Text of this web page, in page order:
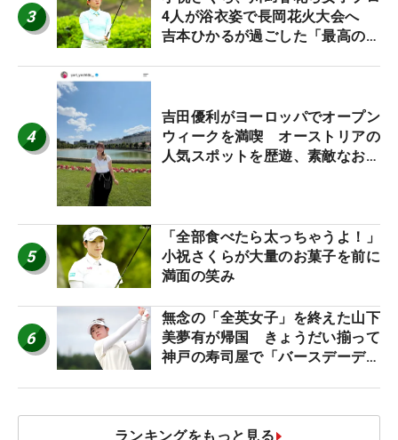
3
4人が浴衣姿で長岡花火大会へ
吉本ひかるが過ごした「最高の夏
4
吉田優利がヨーロッパでオープン
ウィークを満喫 オーストリアの
人気スポットを歴遊、素敵なお土
5
「全部食べたら太っちゃうよ！」
小祝さくらが大量のお菓子を前に
満面の笑み
6
無念の「全英女子」を終えた山下
美夢有が帰国 きょうだい揃って
神戸の寿司屋で「バースデーディ
ランキングをもっと見る